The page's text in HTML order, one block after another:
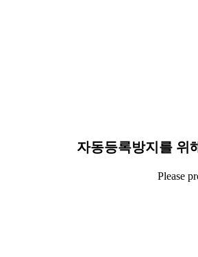
자동등록방지를 위
Please